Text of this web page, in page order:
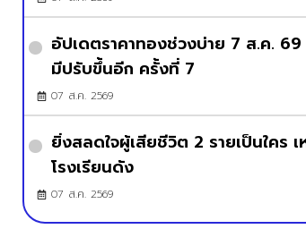
อัปเดตราคาทองช่วงบ่าย 7 ส.ค. 69
มีปรับขึ้นอีก ครั้งที่ 7
07 ส.ค. 2569
ยิ่งสลดใจผู้เสียชีวิต 2 รายเป็นใคร เ
โรงเรียนดัง
07 ส.ค. 2569